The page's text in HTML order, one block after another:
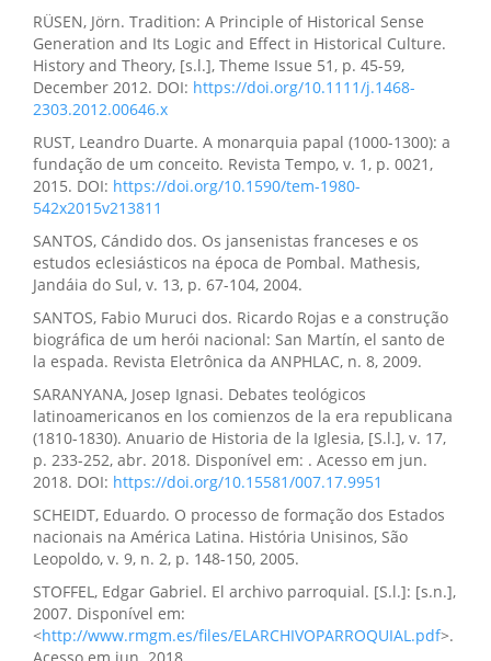
RÜSEN, Jörn. Tradition: A Principle of Historical Sense
Generation and Its Logic and Effect in Historical Culture.
History and Theory, [s.l.], Theme Issue 51, p. 45-59,
December 2012. DOI: https://doi.org/10.1111/j.1468-
2303.2012.00646.x
RUST, Leandro Duarte. A monarquia papal (1000-1300): a
fundação de um conceito. Revista Tempo, v. 1, p. 0021,
2015. DOI: https://doi.org/10.1590/tem-1980-
542x2015v213811
SANTOS, Cándido dos. Os jansenistas franceses e os
estudos eclesiásticos na época de Pombal. Mathesis,
Jandáia do Sul, v. 13, p. 67-104, 2004.
SANTOS, Fabio Muruci dos. Ricardo Rojas e a construção
biográfica de um herói nacional: San Martín, el santo de
la espada. Revista Eletrônica da ANPHLAC, n. 8, 2009.
SARANYANA, Josep Ignasi. Debates teológicos
latinoamericanos en los comienzos de la era republicana
(1810-1830). Anuario de Historia de la Iglesia, [S.l.], v. 17,
p. 233-252, abr. 2018. Disponível em: . Acesso em jun.
2018. DOI: https://doi.org/10.15581/007.17.9951
SCHEIDT, Eduardo. O processo de formação dos Estados
nacionais na América Latina. História Unisinos, São
Leopoldo, v. 9, n. 2, p. 148-150, 2005.
STOFFEL, Edgar Gabriel. El archivo parroquial. [S.l.]: [s.n.],
2007. Disponível em:
<http://www.rmgm.es/files/ELARCHIVOPARROQUIAL.pdf>.
Acesso em jun. 2018.